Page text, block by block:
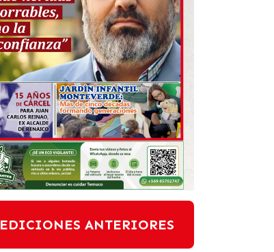
EDICIONES ANTERIORES